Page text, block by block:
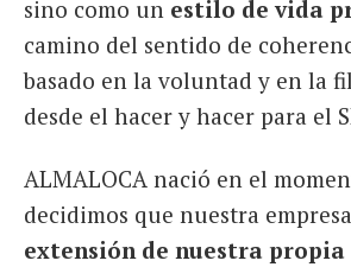
sino como un estilo de vida
camino del sentido de
basado en la voluntad y en la
desde el hacer y hacer para el
ALMALOCA nació en el
decidimos que nuestra
extensión de nuestra